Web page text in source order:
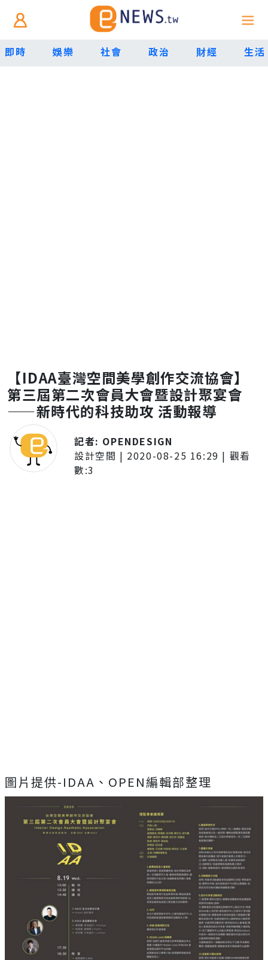
即時 娛樂 社會 政治 財經 生活
【IDAA臺灣空間美學創作交流協會】
第三屆第二次會員大會暨設計聚宴會
——新時代的科技助攻 活動報導
記者: OPENDESIGN
設計空間 | 2020-08-25 16:29 | 觀看
數:3
圖片提供-IDAA、OPEN編輯部整理